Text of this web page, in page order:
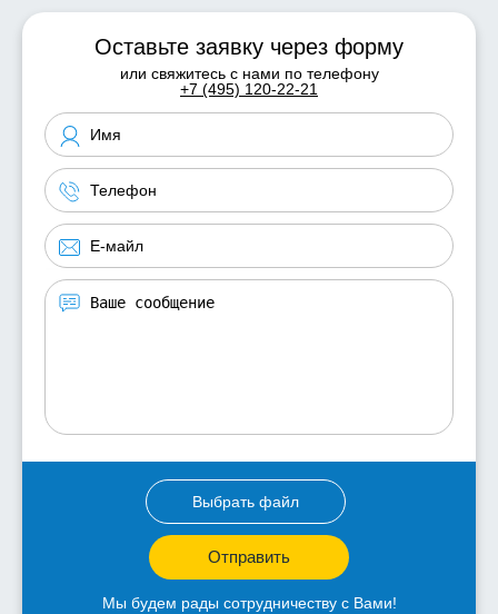
Оставьте заявку через форму
или свяжитесь с нами по телефону
+7 (495) 120-22-21
Выбрать файл
Отправить
Мы будем рады сотрудничеству с Вами!